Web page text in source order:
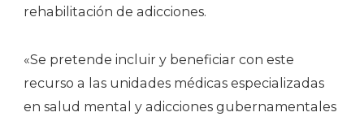
rehabilitación de adicciones.
«Se pretende incluir y beneficiar con este
recurso a las unidades médicas especializadas
en salud mental y adicciones gubernamentales